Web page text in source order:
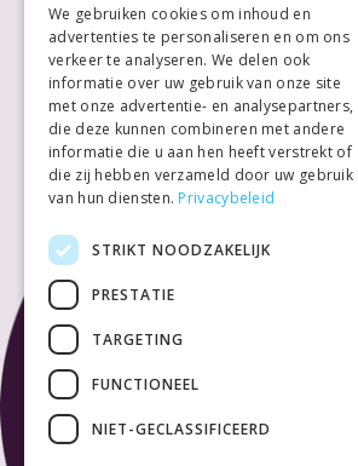
Zaterdag
10:00
Zondag
Gesloten
We gebruiken cookies om inhoud en
advertenties te personaliseren en om ons
verkeer te analyseren. We delen ook
informatie over uw gebruik van onze site
met onze advertentie- en analysepartners,
die deze kunnen combineren met andere
informatie die u aan hen heeft verstrekt of
die zij hebben verzameld door uw gebruik
van hun diensten. Privacybeleid
STRIKT NOODZAKELIJK
PRESTATIE
TARGETING
FUNCTIONEEL
NIET-GECLASSIFICEERD